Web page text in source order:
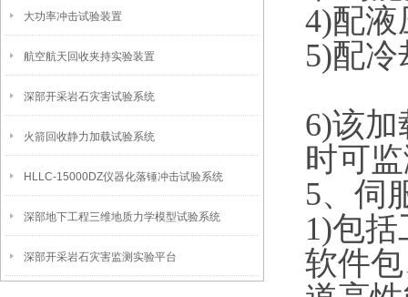
大功率冲击试验装置
航空航天回收夹持实验装置
深部开采岩石灾害试验系统
火箭回收静力加载试验系统
HLLC-15000DZ仪器化落锤冲击试验系统
深部地下工程三维地质力学模型试验系统
深部开采岩石灾害监测实验平台
4)配
5)配
6)该
时可
5
1)包
软件